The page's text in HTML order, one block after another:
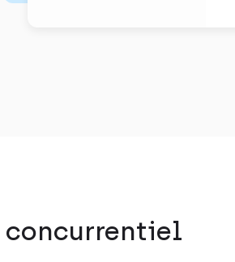
concurrentiel